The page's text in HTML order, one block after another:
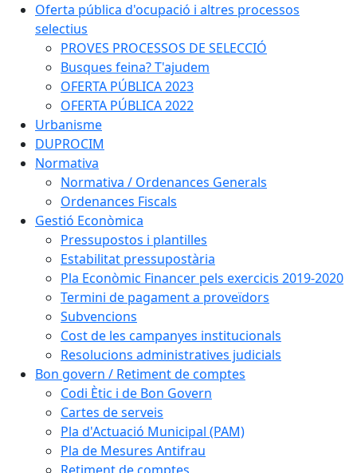
Oferta pública d'ocupació i altres processos
selectius
PROVES PROCESSOS DE SELECCIÓ
Busques feina? T'ajudem
OFERTA PÚBLICA 2023
OFERTA PÚBLICA 2022
Urbanisme
DUPROCIM
Normativa
Normativa / Ordenances Generals
Ordenances Fiscals
Gestió Econòmica
Pressupostos i plantilles
Estabilitat pressupostària
Pla Econòmic Financer pels exercicis 2019-2020
Termini de pagament a proveïdors
Subvencions
Cost de les campanyes institucionals
Resolucions administratives judicials
Bon govern / Retiment de comptes
Codi Ètic i de Bon Govern
Cartes de serveis
Pla d'Actuació Municipal (PAM)
Pla de Mesures Antifrau